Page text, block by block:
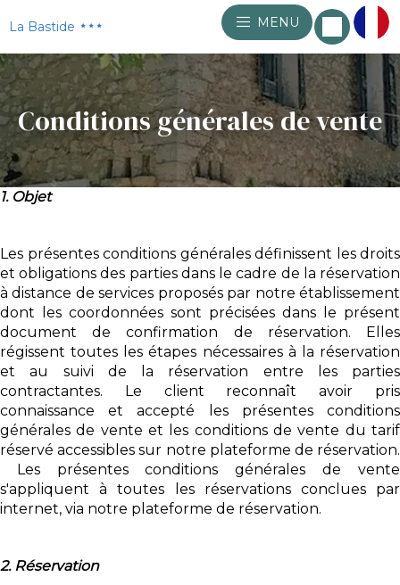
La Bastide MENU
Conditions générales de vente
1. Objet
Les présentes conditions générales définissent les droits
et obligations des parties dans le cadre de la réservation
à distance de services proposés par notre établissement
dont les coordonnées sont précisées dans le présent
document de confirmation de réservation. Elles
régissent toutes les étapes nécessaires à la réservation
et au suivi de la réservation entre les parties
contractantes. Le client reconnaît avoir pris
connaissance et accepté les présentes conditions
générales de vente et les conditions de vente du tarif
réservé accessibles sur notre plateforme de réservation.
Les présentes conditions générales de vente
s'appliquent à toutes les réservations conclues par
internet, via notre plateforme de réservation.
2. Réservation